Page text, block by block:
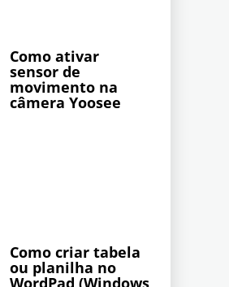
Como ativar
sensor de
movimento na
câmera Yoosee
Como criar tabela
ou planilha no
WordPad (Windows